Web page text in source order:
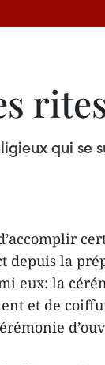
qui
depuis la
eux: la
et de